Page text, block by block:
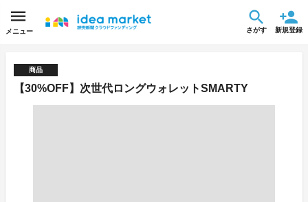
メニュー さがす 新規登録
商品
【30%OFF】次世代ロングウォレットSMARTY